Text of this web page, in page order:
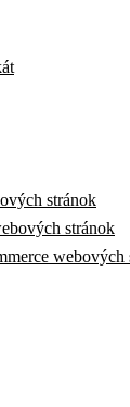
stránok
stránok
webových